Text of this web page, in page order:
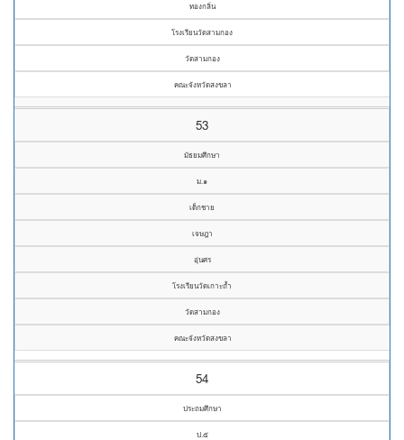
ทองกลิ่น
โรงเรียนวัดสามกอง
วัดสามกอง
คณะจังหวัดสงขลา
53
มัธยมศึกษา
ม.๑
เด็กชาย
เจษฎา
อุ่นศร
โรงเรียนวัดเกาะถ้ำ
วัดสามกอง
คณะจังหวัดสงขลา
54
ประถมศึกษา
ป.๕